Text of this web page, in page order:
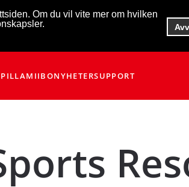
Om du vil vite mer om hvilken
AMIIBONYHETERSUPPORT